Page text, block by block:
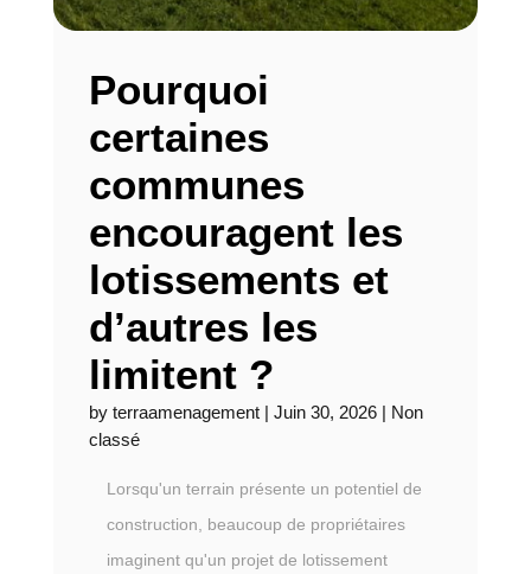
Pourquoi
certaines
communes
encouragent les
lotissements et
d’autres les
limitent ?
by terraamenagement| Juin 30, 2026| Non
classé
Lorsqu'un terrain présente un potentiel de
construction, beaucoup de propriétaires
imaginent qu'un projet de lotissement